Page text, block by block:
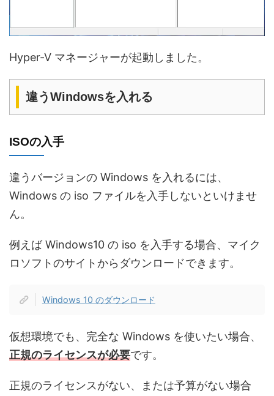
Hyper-V マネージャーが起動しました。
違うWindowsを入れる
ISOの入手
違うバージョンの Windows を入れるには、
Windows の iso ファイルを入手しないといけませ
ん。
例えば Windows10 の iso を入手する場合、マイク
ロソフトのサイトからダウンロードできます。
Windows 10 のダウンロード
仮想環境でも、完全な Windows を使いたい場合、
正規のライセンスが必要です。
正規のライセンスがない、または予算がない場合